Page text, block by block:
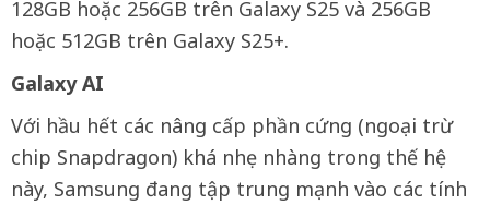
128GB hoặc 256GB trên Galaxy S25 và 256GB
hoặc 512GB trên Galaxy S25+.
Galaxy AI
Với hầu hết các nâng cấp phần cứng (ngoại trừ
chip Snapdragon) khá nhẹ nhàng trong thế hệ
này, Samsung đang tập trung mạnh vào các tính